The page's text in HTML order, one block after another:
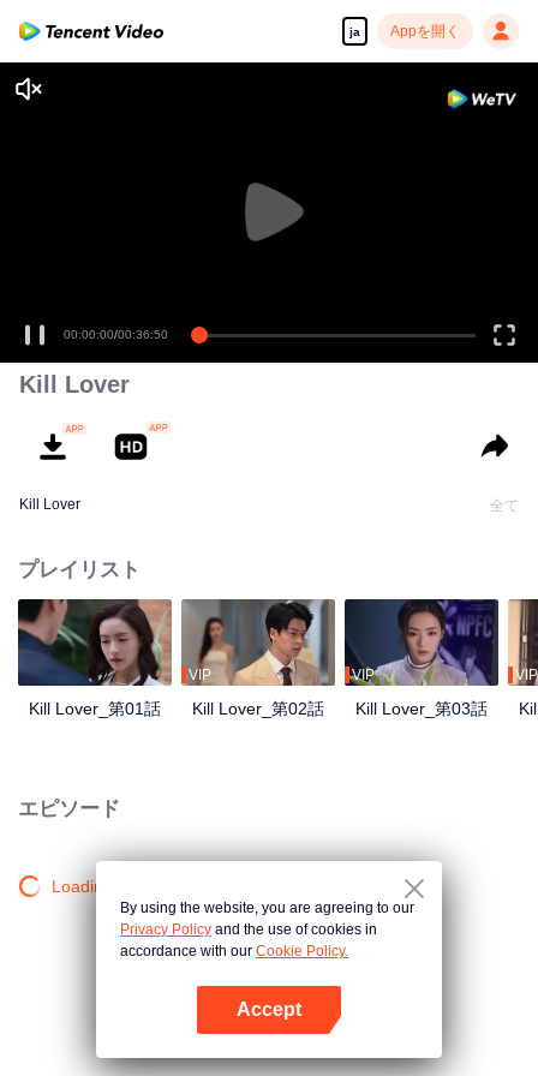
ja Appを開く
00:00:00/00:36:50
Kill Lover
Kill Lover 全て
プレイリスト
Kill Lover_第01話
VIP
Kill Lover_第02話
VIP
Kill Lover_第03話
VIP
エピソード
Loading…
By using the website, you are agreeing to our
Privacy Policy and the use of cookies in
accordance with our Cookie Policy.
Accept